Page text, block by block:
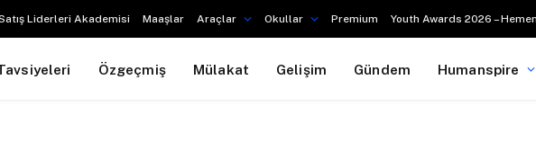
Liderleri Akademisi Maaşlar Araçlar Okullar Premium Youth Awards 2026 –
Özgeçmiş Mülakat Gelişim Gündem Humanspire